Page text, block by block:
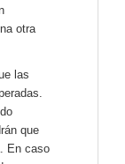
otra
las
que
En caso